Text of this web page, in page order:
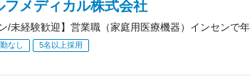
フメディカル株式会社
ン/未経験歓迎】営業職（家庭用医療機器）インセンで
なし 5名以上採用